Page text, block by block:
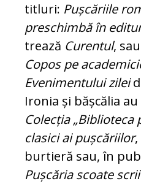
titluri: Pușcăriile
preschimbă în
trează Curentul, sau
Copos pe
Evenimentului zilei
Ironia și bășcălia
Colecția „Biblioteca
clasici ai pușcăriilor
bur­tieră sau, în
Pușcăria scoa­te